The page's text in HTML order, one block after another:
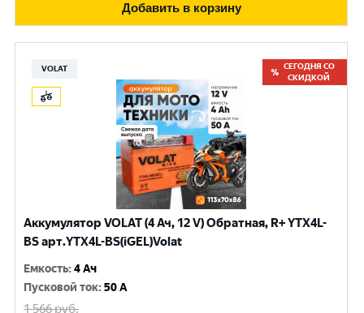
Добавить в корзину
VOLAT
СЕГОДНЯ СО
СКИДКОЙ
Аккумулятор VOLAT (4 Ач, 12 V) Обратная, R+ YTX4L-
BS арт.YTX4L-BS(iGEL)Volat
Емкость:4 Ач
Пусковой ток:50 A
1 566руб.